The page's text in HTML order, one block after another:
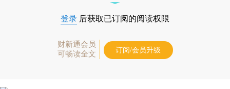
登录 后获取已订阅的阅读权限
财新通会员
可畅读全文
订阅/会员升级